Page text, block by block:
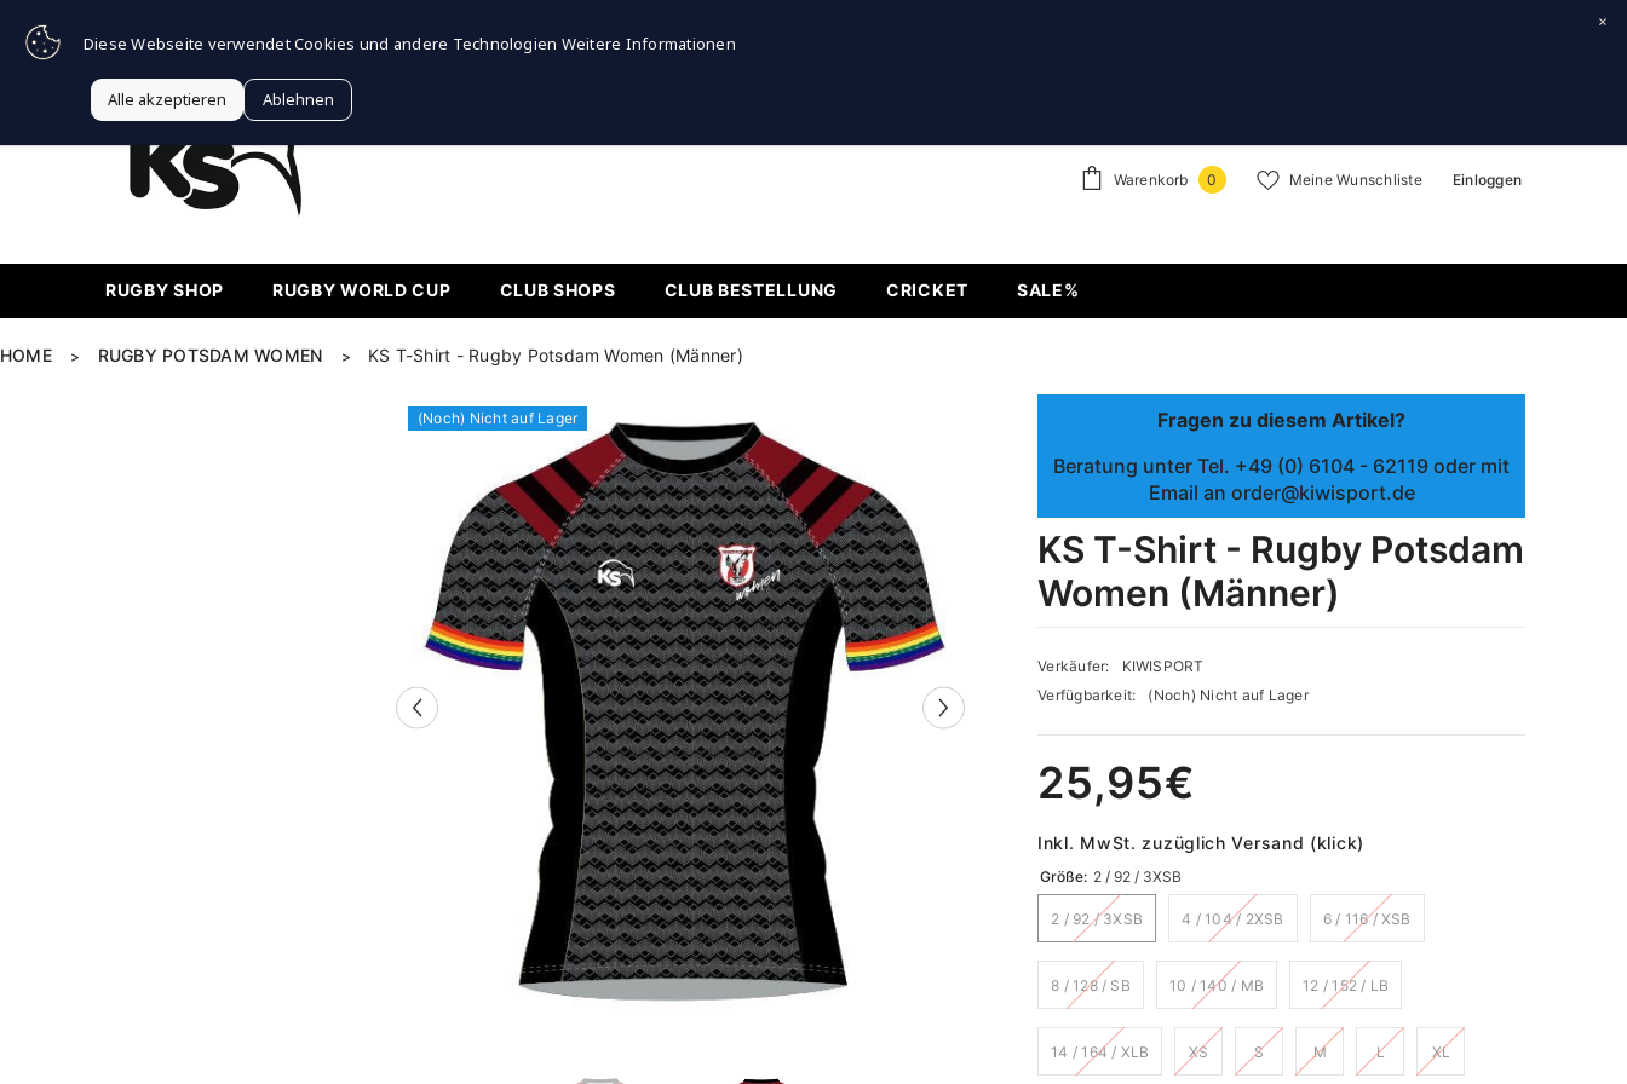
Warenkorb 0 0
Meine Wunschliste Einloggen
RUGBY SHOP RUGBY WORLD CUP CLUB SHOPS CLUB BESTELLUNG CRICKET SALE%
HOME > RUGBY POTSDAM WOMEN > KS T-Shirt - Rugby Potsdam Women (Männer)
(Noch) Nicht auf Lager
Fragen zu diesem Artikel?
Beratung unter Tel. +49 (0) 6104 - 62119 oder mit
Email an order@kiwisport.de
KS T-Shirt - Rugby Potsdam
Women (Männer)
Verkäufer:
KIWISPORT
Verfügbarkeit:
(Noch) Nicht auf Lager
25,95€
Inkl. MwSt. zuzüglich Versand (klick)
Größe: 2 / 92 / 3XSB
2 / 92 / 3XSB 4 / 104 / 2XSB 6 / 116 / XSB
8 / 128 / SB 10 / 140 / MB 12 / 152 / LB
14 / 164 / XLB XS S M L XL
Diese Webseite verwendet Cookies und andere Technologien Weitere Informationen
Alle akzeptieren Ablehnen